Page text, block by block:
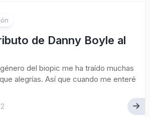
de Danny Boyle al
del biopic me ha traído muchas
alegrías. Así que cuando me enteré